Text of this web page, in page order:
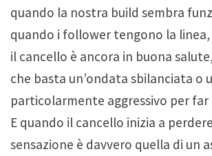
quando la nostra build sembra
quando i follower tengono la
il cancello è ancora in buona
che basta un’ondata sbilanciata o
particolarmente aggressivo per
E quando il cancello inizia a
sensazione è davvero quella di un